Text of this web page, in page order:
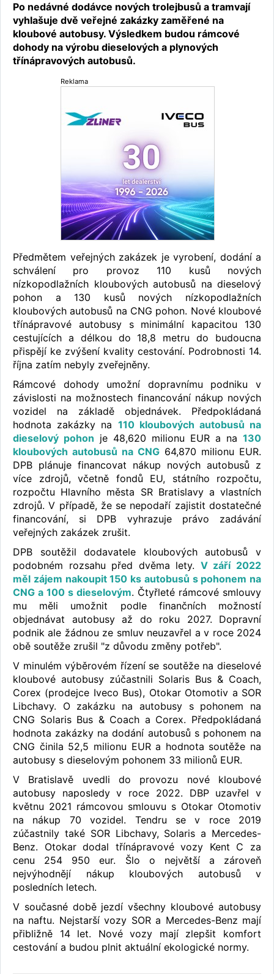
Po nedávné dodávce nových trolejbusů a tramvají
vyhlašuje dvě veřejné zakázky zaměřené na
kloubové autobusy. Výsledkem budou rámcové
dohody na výrobu dieselových a plynových
třínápravových autobusů.
Reklama
Předmětem veřejných zakázek je vyrobení, dodání a
schválení pro provoz 110 kusů nových
nízkopodlažních kloubových autobusů na dieselový
pohon a 130 kusů nových nízkopodlažních
kloubových autobusů na CNG pohon. Nové kloubové
třínápravové autobusy s minimální kapacitou 130
cestujících a délkou do 18,8 metru do budoucna
přispějí ke zvýšení kvality cestování. Podrobnosti 14.
října zatím nebyly zveřejněny.
Rámcové dohody umožní dopravnímu podniku v
závislosti na možnostech financování nákup nových
vozidel na základě objednávek. Předpokládaná
hodnota zakázky na 110 kloubových autobusů na
dieselový pohon je 48,620 milionu EUR a na 130
kloubových autobusů na CNG 64,870 milionu EUR.
DPB plánuje financovat nákup nových autobusů z
více zdrojů, včetně fondů EU, státního rozpočtu,
rozpočtu Hlavního města SR Bratislavy a vlastních
zdrojů. V případě, že se nepodaří zajistit dostatečné
financování, si DPB vyhrazuje právo zadávání
veřejných zakázek zrušit.
DPB soutěžil dodavatele kloubových autobusů v
podobném rozsahu před dvěma lety. V září 2022
měl zájem nakoupit 150 ks autobusů s pohonem na
CNG a 100 s dieselovým. Čtyřleté rámcové smlouvy
mu měli umožnit podle finančních možností
objednávat autobusy až do roku 2027. Dopravní
podnik ale žádnou ze smluv neuzavřel a v roce 2024
obě soutěže zrušil "z důvodu změny potřeb".
V minulém výběrovém řízení se soutěže na dieselové
kloubové autobusy zúčastnili Solaris Bus & Coach,
Corex (prodejce Iveco Bus), Otokar Otomotiv a SOR
Libchavy. O zakázku na autobusy s pohonem na
CNG Solaris Bus & Coach a Corex. Předpokládaná
hodnota zakázky na dodání autobusů s pohonem na
CNG činila 52,5 milionu EUR a hodnota soutěže na
autobusy s dieselovým pohonem 33 milionů EUR.
V Bratislavě uvedli do provozu nové kloubové
autobusy naposledy v roce 2022. DBP uzavřel v
květnu 2021 rámcovou smlouvu s Otokar Otomotiv
na nákup 70 vozidel. Tendru se v roce 2019
zúčastnily také SOR Libchavy, Solaris a Mercedes-
Benz. Otokar dodal třínápravové vozy Kent C za
cenu 254 950 eur. Šlo o největší a zároveň
nejvýhodnějí nákup kloubových autobusů v
posledních letech.
V současné době jezdí všechny kloubové autobusy
na naftu. Nejstarší vozy SOR a Mercedes-Benz mají
přibližně 14 let. Nové vozy mají zlepšit komfort
cestování a budou plnit aktuální ekologické normy.